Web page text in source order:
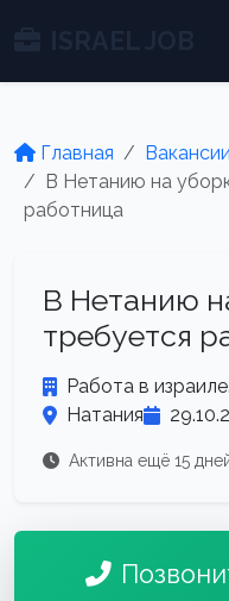
Главная
Вакансии
В Нетанию на
работница
В Нетанию
требуется
Работа в
Натания
Активна ещё 15